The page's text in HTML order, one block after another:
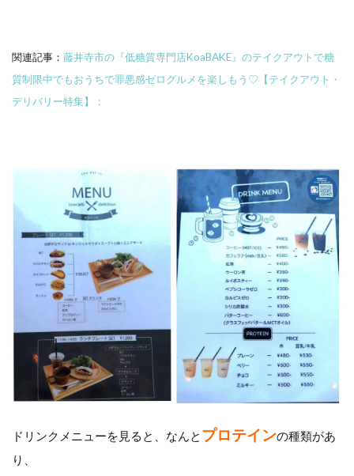
関連記事： 藤井寺市の『低糖質専門店KoaBAKE』のテイクアウトで糖
質制限中でもおうちで罪悪感ゼログルメを楽しもう♡【テイクアウト・
デリバリー特集】：
ドリンクメニューを見ると、なんと プロテインの種類があ
り、